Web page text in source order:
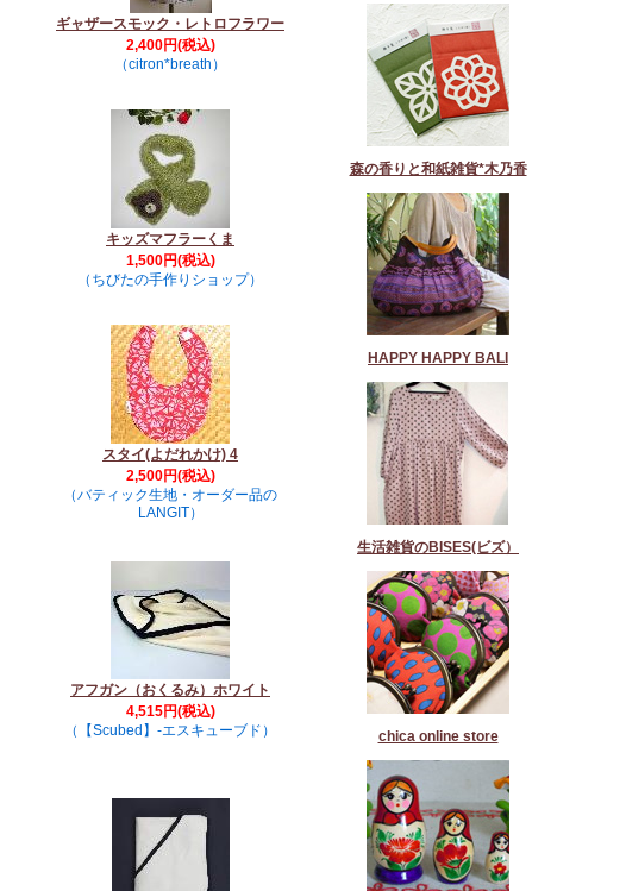
ギャザースモック・レトロフラワー
2,400円(税込)
（citron*breath）
キッズマフラーくま
1,500円(税込)
（ちびたの手作りショップ）
スタイ(よだれかけ) 4
2,500円(税込)
（バティック生地・オーダー品の
LANGIT）
アフガン（おくるみ）ホワイト
4,515円(税込)
（【Scubed】-エスキューブド）
森の香りと和紙雑貨*木乃香
HAPPY HAPPY BALI
生活雑貨のBISES(ビズ）
chica online store